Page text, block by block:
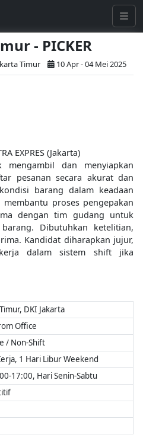
- PICKER
Timur 10 Apr - 04 Mei 2025
EXPRES (Jakarta)
mengambil dan menyiapkan
pesanan secara akurat dan
barang dalam keadaan
proses pengepakan
dengan tim gudang untuk
Dibutuhkan ketelitian,
Kandidat diharapkan jujur,
dalam sistem shift jika
DKI Jakarta
Office
/ Non-Shift
1 Hari Libur Weekend
17:00, Hari Senin-Sabtu